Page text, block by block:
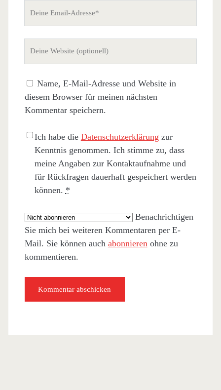
erforderlich)
Name, E-Mail-Adresse und Website in
diesem Browser für meinen nächsten
Kommentar speichern.
Ich habe die Datenschutzerklärung zur
Kenntnis genommen. Ich stimme zu, dass
meine Angaben zur Kontaktaufnahme und
für Rückfragen dauerhaft gespeichert werden
können. *
Benachrichtigen
Sie mich bei weiteren Kommentaren per E-
Mail. Sie können auch abonnieren ohne zu
kommentieren.